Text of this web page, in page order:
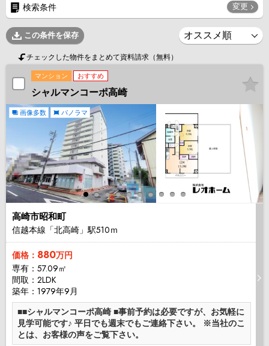
検索条件 変更
この条件を保存
チェックした物件をまとめて資料請求（無料）
マンション おすすめ
シャルマンコーポ高崎
画像多数 パノラマ
高崎市昭和町
信越本線「北高崎」駅510ｍ
価格： 880万円
専有：57.09㎡
間取：2LDK
築年：1979年9月
■■シャルマンコーポ高崎 ■事前予約は必要ですが、お気軽に
見学可能です♪ 平日でも週末でもご連絡下さい。 ※当社のこ
とは、お客様の声をご覧下さい。